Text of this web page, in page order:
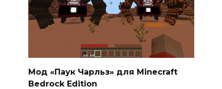
Мод «Паук Чарльз» для Minecraft
Bedrock Edition